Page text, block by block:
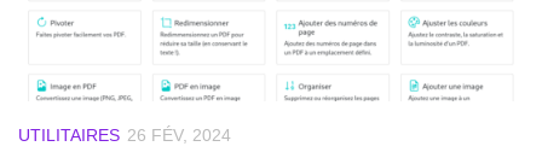
UTILITAIRES 26 FÉV, 2024